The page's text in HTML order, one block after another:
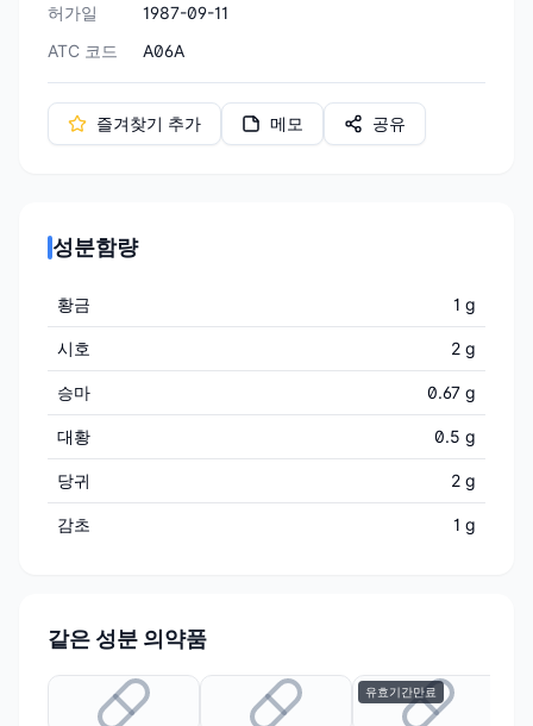
허가일
1987-09-11
ATC 코드
A06A
즐겨찾기 추가 메모 공유
성분함량
황금 1 g
시호 2 g
승마 0.67 g
대황 0.5 g
당귀 2 g
감초 1 g
같은 성분 의약품
유효기간만료